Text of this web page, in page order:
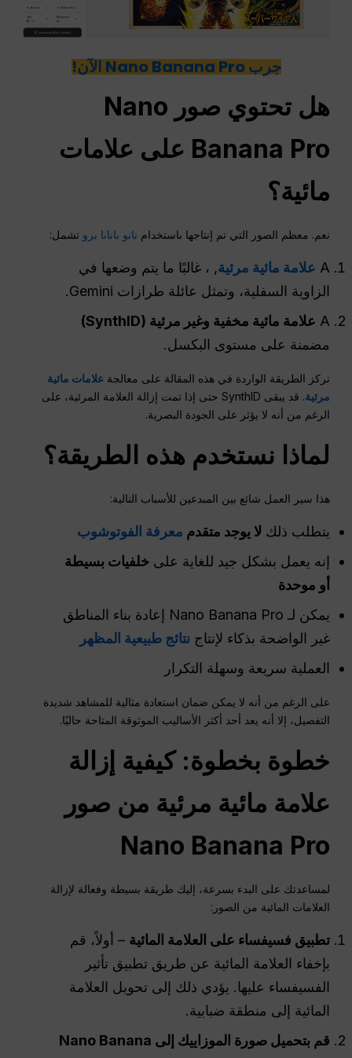
جرب Nano Banana Pro الآن!
هل تحتوي صور Nano
Banana Pro على علامات
مائية؟
نعم. معظم الصور التي تم إنتاجها باستخدام نانو بانانا برو تشمل:
A علامة مائية مرئية, ، غالبًا ما يتم وضعها في
الزاوية السفلية، وتمثل عائلة طرازات Gemini.
A علامة مائية مخفية وغير مرئية (SynthID)
مضمنة على مستوى البكسل.
تركز الطريقة الواردة في هذه المقالة على معالجةعلامات مائية
مرئية
. قد يبقى SynthID حتى إذا تمت إزالة العلامة المرئية، على
الرغم من أنه لا يؤثر على الجودة البصرية.
لماذا نستخدم هذه الطريقة؟
هذا سير العمل شائع بين المبدعين للأسباب التالية:
يتطلب ذلك لا يوجد متقدم معرفة الفوتوشوب
إنه يعمل بشكل جيد للغاية علىخلفيات بسيطة
أو موحدة
يمكن لـ Nano Banana Pro إعادة بناء المناطق
غير الواضحة بذكاء لإنتاج نتائج طبيعية المظهر
العملية سريعة وسهلة التكرار
على الرغم من أنه لا يمكن ضمان استعادة مثالية للمشاهد شديدة
التفصيل، إلا أنه يعد أحد أكثر الأساليب الموثوقة المتاحة حاليًا.
خطوة بخطوة: كيفية إزالة
علامة مائية مرئية من صور
Nano Banana Pro
لمساعدتك على البدء بسرعة، إليك طريقة بسيطة وفعالة لإزالة
العلامات المائية من الصور:
تطبيق فسيفساء على العلامة المائية – أولاً، قم
بإخفاء العلامة المائية عن طريق تطبيق تأثير
الفسيفساء عليها. يؤدي ذلك إلى تحويل العلامة
المائية إلى منطقة ضبابية.
قم بتحميل صورة الموزاييك إلى Nano Banana